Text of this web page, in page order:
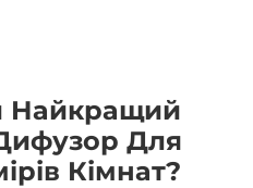
Найкращий
Для
Кімнат?